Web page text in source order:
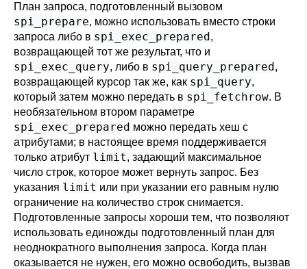
План запроса, подготовленный вызовом
spi_prepare, можно использовать вместо строки
запроса либо в spi_exec_prepared,
возвращающей тот же результат, что и
spi_exec_query, либо в spi_query_prepared,
возвращающей курсор так же, как spi_query,
который затем можно передать в spi_fetchrow. В
необязательном втором параметре
spi_exec_prepared можно передать хеш с
атрибутами; в настоящее время поддерживается
только атрибут limit, задающий максимальное
число строк, которое может вернуть запрос. Без
указания limit или при указании его равным нулю
ограничение на количество строк снимается.
Подготовленные запросы хороши тем, что позволяют
использовать единожды подготовленный план для
неоднократного выполнения запроса. Когда план
оказывается не нужен, его можно освободить, вызвав